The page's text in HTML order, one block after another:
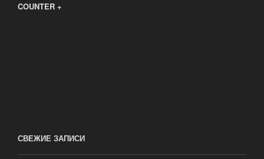
COUNTER +
СВЕЖИЕ ЗАПИСИ